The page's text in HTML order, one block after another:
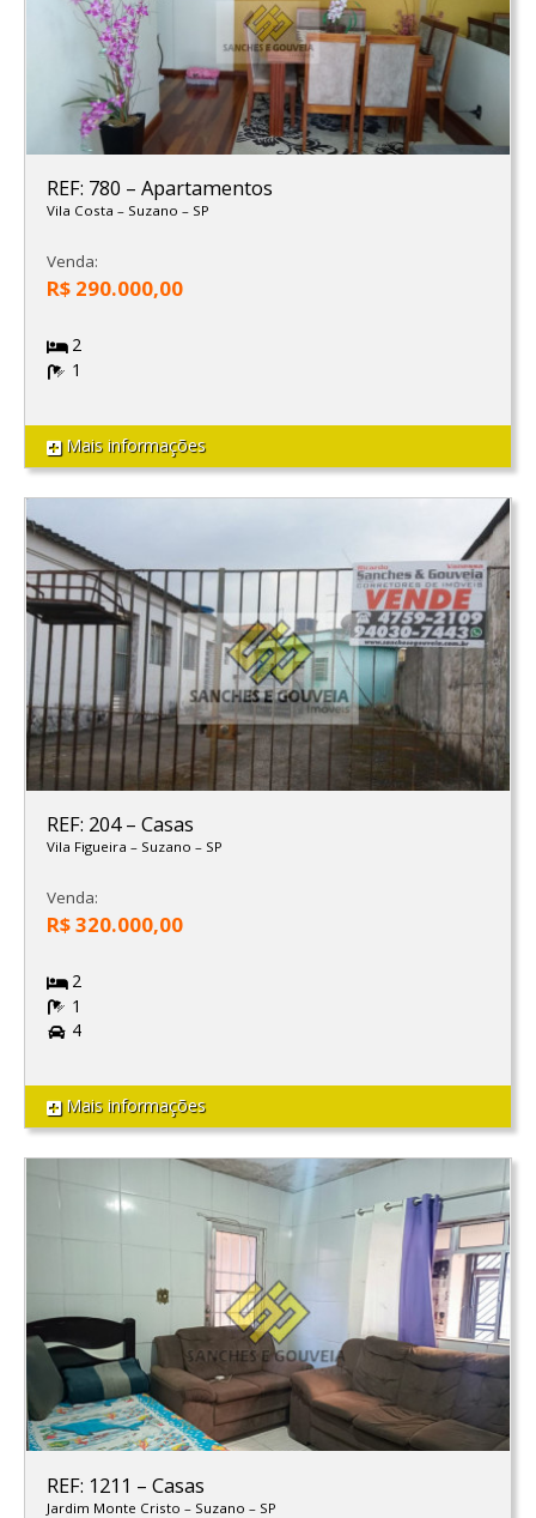
REF: 780 – Apartamentos
Vila Costa – Suzano – SP
Venda:
R$ 290.000,00
2
1
Mais informações
REF: 204– Casas
Vila Figueira – Suzano – SP
Venda:
R$ 320.000,00
2
1
4
Mais informações
REF: 1211 – Casas
Jardim Monte Cristo – Suzano – SP